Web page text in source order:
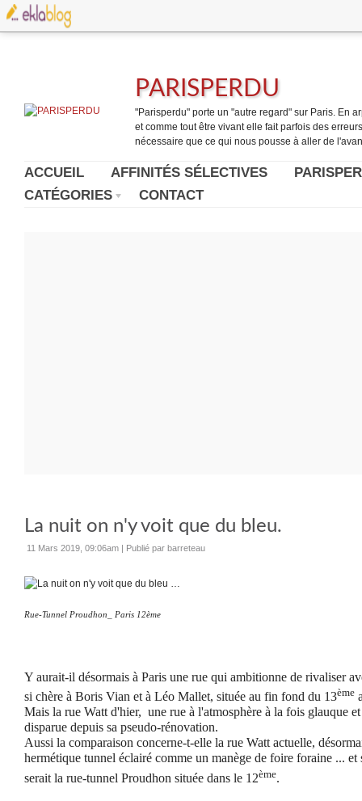
PARISPERDU
"Parisperdu" porte un "autre regard" sur Paris. En
et comme tout être vivant elle fait parfois des
nécessaire que ce qui nous pousse à aller de
ACCUEIL AFFINITÉS SÉLECTIVES
CATÉGORIES
CONTACT
La nuit on n'y voit que du bleu.
11 Mars 2019, 09:06am | Publié par barreteau
Rue-Tunnel Proudhon_ Paris 12ème
Y aurait-il désormais à Paris une rue qui ambitionne de rivaliser
si chère à Boris Vian et à Léo Mallet, située au fin fond du 13ème
Mais la rue Watt d'hier, une rue à l'atmosphère à la fois glauque
disparue depuis sa pseudo-rénovation.
Aussi la comparaison concerne-t-elle la rue Watt actuelle,
hermétique tunnel éclairé comme un manège de foire foraine ...
serait la rue-tunnel Proudhon située dans le 12ème.